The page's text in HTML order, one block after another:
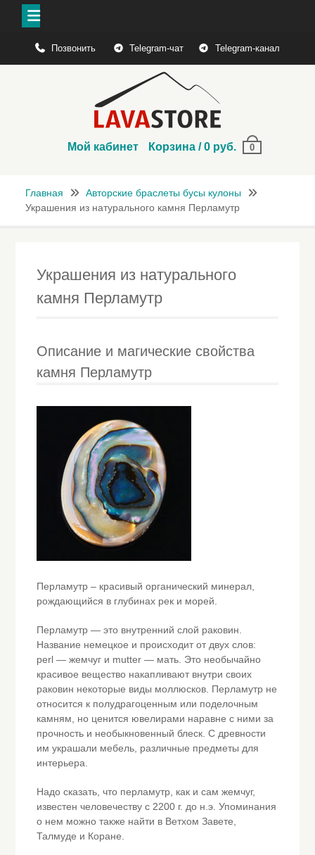
содержимому
Позвонить Telegram-чат Telegram-канал
Мой кабинет Корзина /0 руб. 0
Главная
Авторские браслеты бусы кулоны
Украшения из натурального камня Перламутр
Украшения из натурального
камня Перламутр
Описание и магические свойства
камня Перламутр
Перламутр – красивый органический минерал,
рождающийся в глубинах рек и морей.
Перламутр — это внутренний слой раковин.
Название немецкое и происходит от двух слов:
perl — жемчуг и mutter — мать. Это необычайно
красивое вещество накапливают внутри своих
раковин некоторые виды моллюсков. Перламутр не
относится к полудрагоценным или поделочным
камням, но ценится ювелирами наравне с ними за
прочность и необыкновенный блеск. С древности
им украшали мебель, различные предметы для
интерьера.
Надо сказать, что перламутр, как и сам жемчуг,
известен человечеству с 2200 г. до н.э. Упоминания
о нем можно также найти в Ветхом Завете,
Талмуде и Коране.